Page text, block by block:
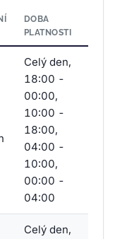
DOBA
PLATNOSTI
Celý den,
18:00 -
00:00,
10:00 -
18:00,
04:00 -
10:00,
00:00 -
04:00
Celý den,